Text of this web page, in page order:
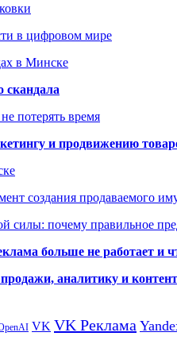
в цифровом мире
в Минске
скандала
потерять время
и продвижению
создания продаваемого
силы: почему правильное
больше не работает и
аналитику и
VK VK Реклама